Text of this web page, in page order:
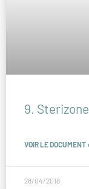
9.
VOIR LE DOCUMENT
28/04/2018